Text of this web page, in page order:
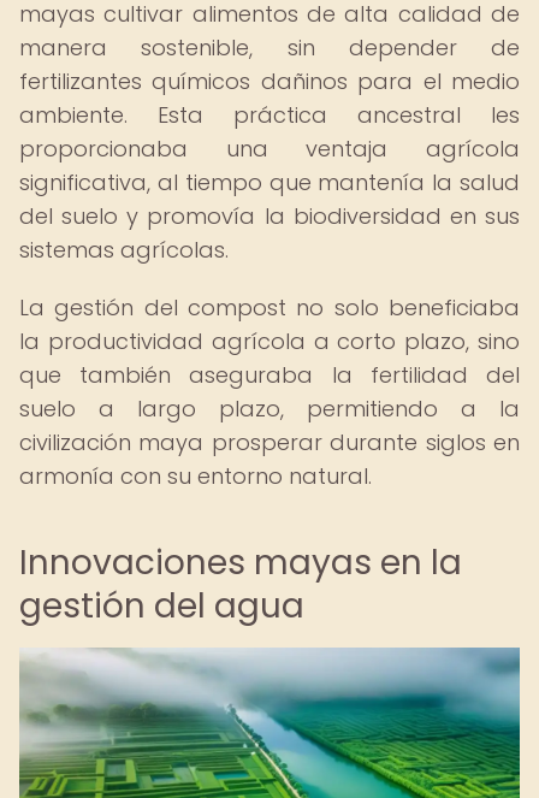
mayas cultivar alimentos de alta calidad de
manera sostenible, sin depender de
fertilizantes químicos dañinos para el medio
ambiente. Esta práctica ancestral les
proporcionaba una ventaja agrícola
significativa, al tiempo que mantenía la salud
del suelo y promovía la biodiversidad en sus
sistemas agrícolas.
La gestión del compost no solo beneficiaba
la productividad agrícola a corto plazo, sino
que también aseguraba la fertilidad del
suelo a largo plazo, permitiendo a la
civilización maya prosperar durante siglos en
armonía con su entorno natural.
Innovaciones mayas en la
gestión del agua